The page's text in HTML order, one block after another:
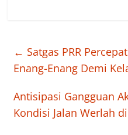
← Satgas PRR
Enang-Enang Demi
Antisipasi Gangguan
Kondisi Jalan Werlah